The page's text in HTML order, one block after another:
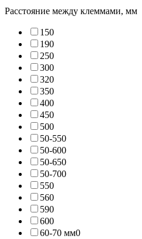
Расстояние между клеммами, мм
150
190
250
300
320
350
400
450
500
50-550
50-600
50-650
50-700
550
560
590
600
60-70 мм0